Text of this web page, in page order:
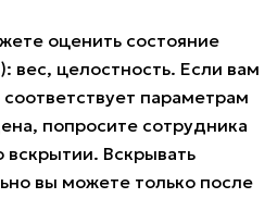
оценить состояние
вес, целостность. Если вам
параметрам
попросите сотрудника
вскрытии. Вскрывать
вы можете только после